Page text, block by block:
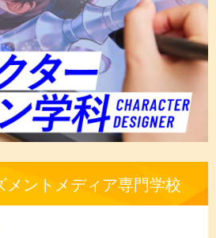
メントメディア専門学校